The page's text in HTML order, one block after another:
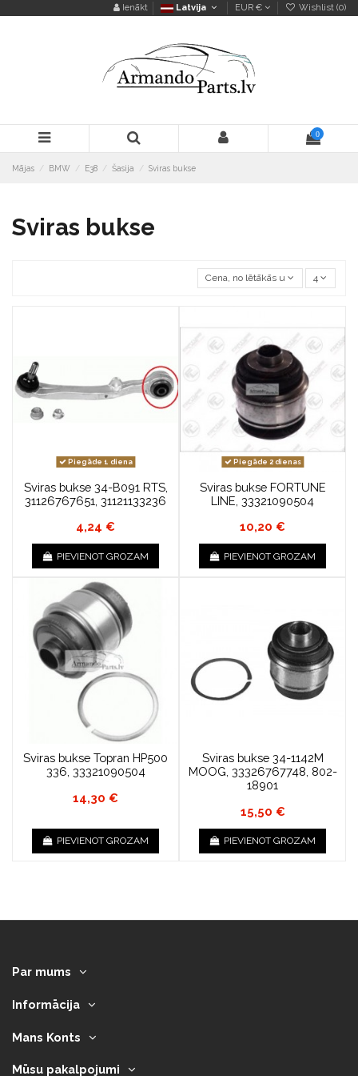
Ienākt Latvija EUR € Wishlist (0)
0
Mājas BMW E38 Šasija Sviras bukse
Sviras bukse
Cena, no lētākās uz dārgāko
4
Piegāde 1 diena
Sviras bukse 34-B091 RTS,
31126767651, 31121133236
4,24 €
PIEVIENOT GROZAM
Piegāde 2 dienas
Sviras bukse FORTUNE
LINE, 33321090504
10,20 €
PIEVIENOT GROZAM
Sviras bukse Topran HP500
336, 33321090504
14,30 €
PIEVIENOT GROZAM
Sviras bukse 34-1142M
MOOG, 33326767748, 802-
18901
15,50 €
PIEVIENOT GROZAM
Par mums
Informācija
Mans Konts
Mūsu pakalpojumi